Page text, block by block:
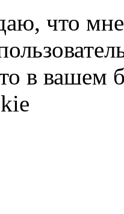
что
в вашем